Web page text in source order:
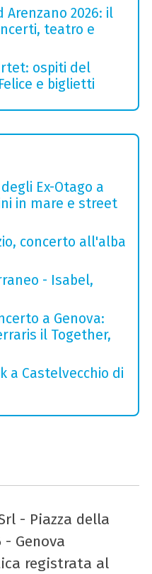
Arenzano 2026: il
teatro e
ospiti del
e biglietti
Ex-Otago a
in mare e street
concerto all'alba
- Isabel,
a Genova:
il Together,
a Castelvecchio di
- Piazza della
Genova
registrata al